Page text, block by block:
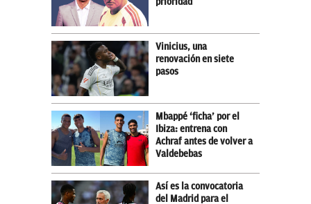
Vinicius, una
renovación en siete
pasos
Mbappé ‘ficha’ por el
Ibiza: entrena con
Achraf antes de volver a
Valdebebas
Así es la convocatoria
del Madrid para el